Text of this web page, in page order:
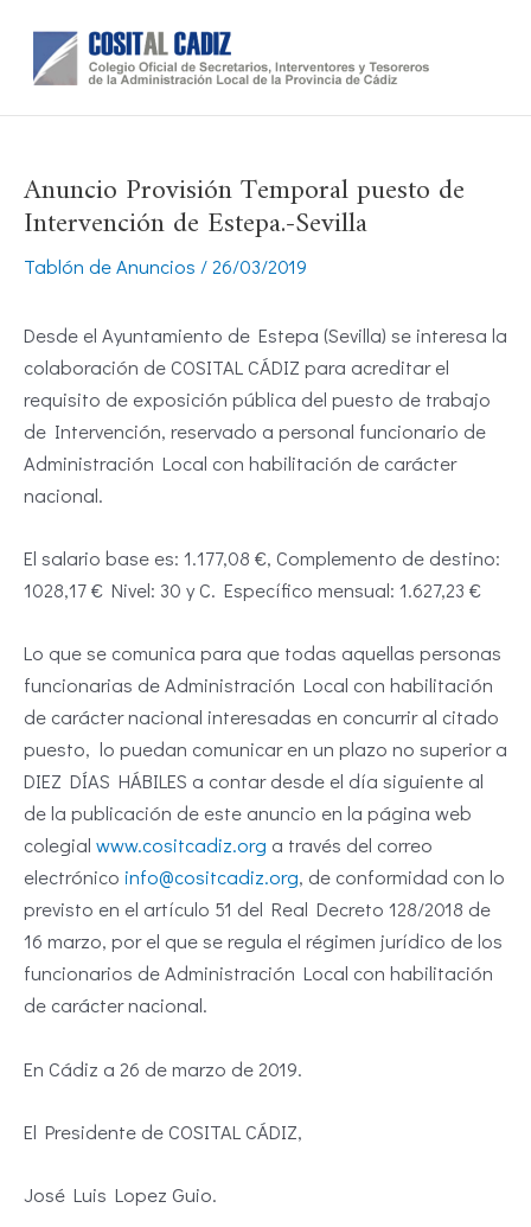
contenido
Anuncio Provisión Temporal puesto de
Intervención de Estepa.-Sevilla
Tablón de Anuncios /26/03/2019
Desde el Ayuntamiento de Estepa (Sevilla) se interesa la
colaboración de COSITAL CÁDIZ para acreditar el
requisito de exposición pública del puesto de trabajo
de Intervención, reservado a personal funcionario de
Administración Local con habilitación de carácter
nacional.
El salario base es: 1.177,08 €, Complemento de destino:
1028,17 € Nivel: 30 y C. Específico mensual: 1.627,23 €
Lo que se comunica para que todas aquellas personas
funcionarias de Administración Local con habilitación
de carácter nacional interesadas en concurrir al citado
puesto, lo puedan comunicar en un plazo no superior a
DIEZ DÍAS HÁBILES a contar desde el día siguiente al
de la publicación de este anuncio en la página web
colegial www.cositcadiz.org a través del correo
electrónico info@cositcadiz.org, de conformidad con lo
previsto en el artículo 51 del Real Decreto 128/2018 de
16 marzo, por el que se regula el régimen jurídico de los
funcionarios de Administración Local con habilitación
de carácter nacional.
En Cádiz a 26 de marzo de 2019.
El Presidente de COSITAL CÁDIZ,
José Luis Lopez Guio.